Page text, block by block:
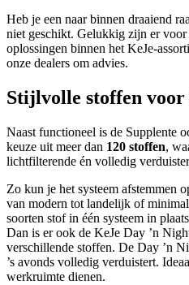
Heb je een naar binnen draaiend
niet geschikt. Gelukkig zijn er voor
oplossingen binnen het KeJe-
onze dealers om advies.
Stijlvolle stoffen
Naast functioneel is de Supplente
keuze uit meer dan 120 stoffen,
lichtfilterende én volledig
Zo kun je het systeem afstemmen
van modern tot landelijk of
soorten stof in één systeem in
Dan is er ook de KeJe Day ’n
verschillende stoffen. De Day ’n
’s avonds volledig verduistert.
werkruimte dienen.